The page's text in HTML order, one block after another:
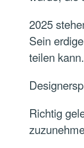
2025
Sein
teilen kann.
Richtig